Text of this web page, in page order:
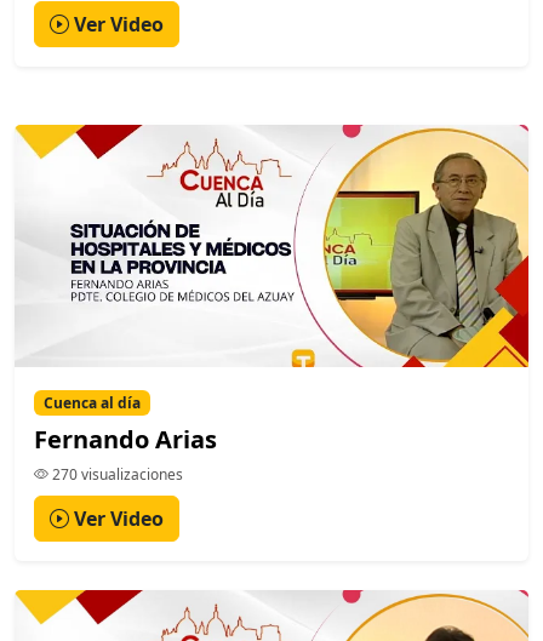
Ver Video
Cuenca al día
Fernando Arias
270 visualizaciones
Ver Video